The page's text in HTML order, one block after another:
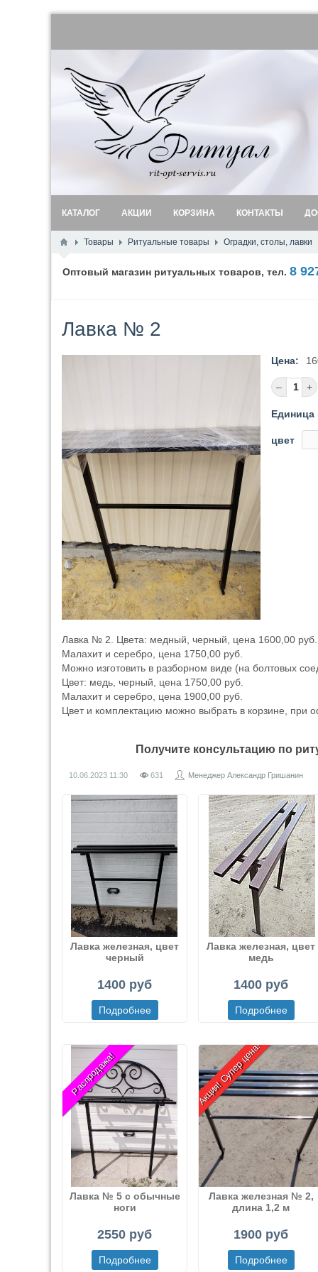
КАТАЛОГ АКЦИИ КОРЗИНА КОНТАКТЫ
Товары Ритуальные товары Оградки, столы, лавки
Оптовый магазин ритуальных товаров, тел. 8
Лавка № 2
Цена:
Единица
цвет
Лавка № 2. Цвета: медный, черный, цена 1600,00 руб.
Малахит и серебро, цена 1750,00 руб.
Можно изготовить в разборном виде (на болтовых
Цвет: медь, черный, цена 1750,00 руб.
Малахит и серебро, цена 1900,00 руб.
Цвет и комплектацию можно выбрать в корзине, при
Получите консультацию по
10.06.2023 11:30 631 Менеджер Александр Гришанин
Лавка железная, цвет
черный
1400 руб
Лавка железная, цвет
медь
1400 руб
Распродажа!
Лавка № 5 с обычные
ноги
2550 руб
Акция! Супер цена!
Лавка железная № 2,
длина 1,2 м
1900 руб